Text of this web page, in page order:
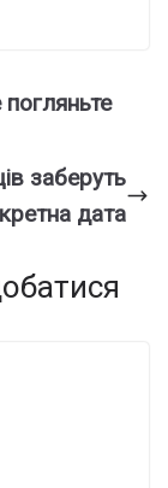
заберуть
дата